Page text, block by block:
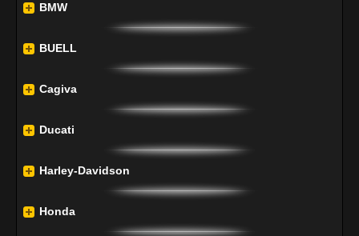
BMW
BUELL
Cagiva
Ducati
Harley-Davidson
Honda